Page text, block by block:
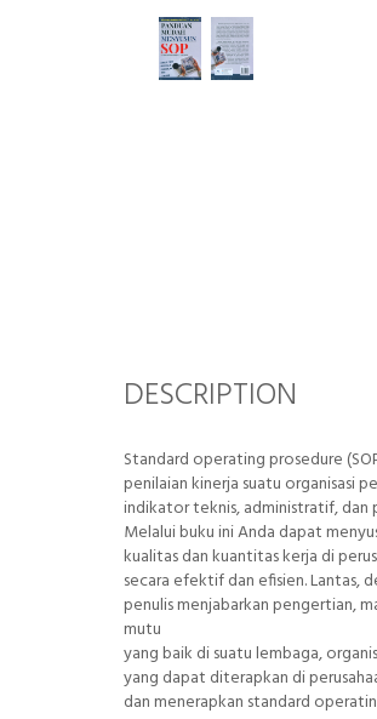
DESCRIPTION
Standard operating prosedure
penilaian kinerja suatu organisasi
indikator teknis, administratif, dan
Melalui buku ini Anda dapat
kualitas dan kuantitas kerja di
secara efektif dan efisien. Lantas,
penulis menjabarkan pengertian,
mutu
yang baik di suatu lembaga,
yang dapat diterapkan di
dan menerapkan standard